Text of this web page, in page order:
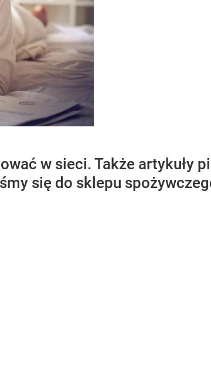
w sieci. Także artykuły
się do sklepu